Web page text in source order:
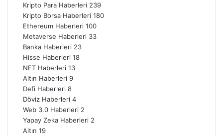
Kripto Para Haberleri 239
Kripto Borsa Haberleri 180
Ethereum Haberleri 100
Metaverse Haberleri 33
Banka Haberleri 23
Hisse Haberleri 18
NFT Haberleri 13
Altın Haberleri 9
Defi Haberleri 8
Döviz Haberleri 4
Web 3.0 Haberleri 2
Yapay Zeka Haberleri 2
Altın 19